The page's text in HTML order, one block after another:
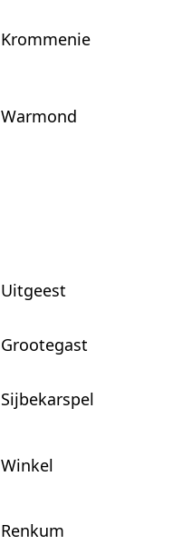
Krommenie
Warmond
Uitgeest
Grootegast
Sijbekarspel
Winkel
Renkum